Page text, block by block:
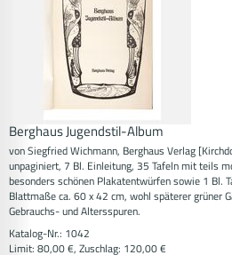
Berghaus Jugendstil-Album
von Siegfried Wichmann, Berghaus Verlag
unpaginiert, 7 Bl. Einleitung, 35 Tafeln mit teils
besonders schönen Plakatentwürfen sowie 1 Bl.
Blattmaße ca. 60 x 42 cm, wohl späterer grüner
Gebrauchs- und Altersspuren.
Katalog-Nr.: 1042
Limit: 80,00 €, Zuschlag: 120,00 €